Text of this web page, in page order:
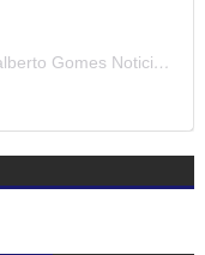
Uma publicação partilhada por Blog Adalberto Gomes Noticias (@blogadalbertogomesnoticiass)